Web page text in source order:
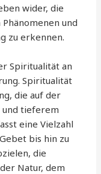
wider, die
und
zu erkennen.
Spiritualität an
Spiritualität
die auf der
und tieferem
eine Vielzahl
bis hin zu
die
Natur, dem